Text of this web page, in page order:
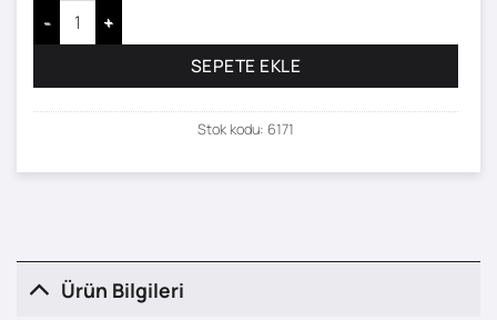
Vern Dresuar - 120 x 38 adet
SEPETE EKLE
Stok kodu: 6171
Ürün Bilgileri